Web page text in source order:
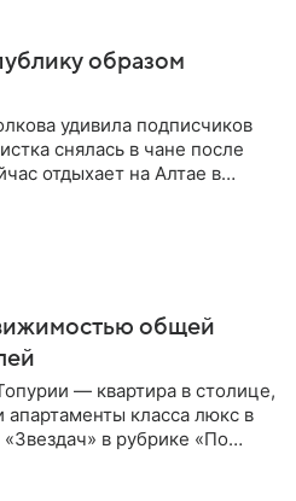
образом
удивила подписчиков
снялась в чане после
отдыхает на Алтае в
общей
— квартира в столице,
класса люкс в
в рубрике «По